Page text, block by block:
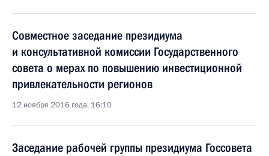
Совместное заседание президиума
и консультативной комиссии Государственного
совета о мерах по повышению инвестиционной
привлекательности регионов
12 ноября 2016 года, 16:10
Заседание рабочей группы президиума Госсовета